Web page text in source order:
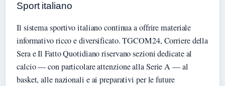
Sport italiano
Il sistema sportivo italiano continua a offrire materiale
informativo ricco e diversificato. TGCOM24, Corriere della
Sera e Il Fatto Quotidiano riservano sezioni dedicate al
calcio — con particolare attenzione alla Serie A — al
basket, alle nazionali e ai preparativi per le future